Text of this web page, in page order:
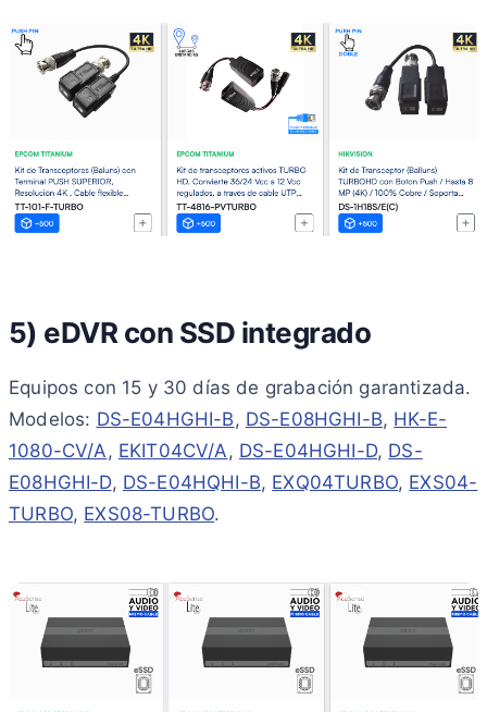
5) eDVR con SSD integrado
Equipos con 15 y 30 días de grabación garantizada.
Modelos: DS-E04HGHI-B , DS-E08HGHI-B, HK-E-
1080-CV/A , EKIT04CV/A , DS-E04HGHI-D, DS-
E08HGHI-D, DS-E04HQHI-B, EXQ04TURBO, EXS04-
TURBO, EXS08-TURBO.